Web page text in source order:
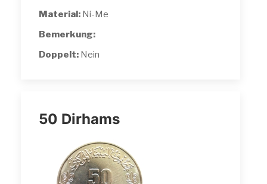
Material: Ni-Me
Bemerkung:
Doppelt: Nein
50 Dirhams